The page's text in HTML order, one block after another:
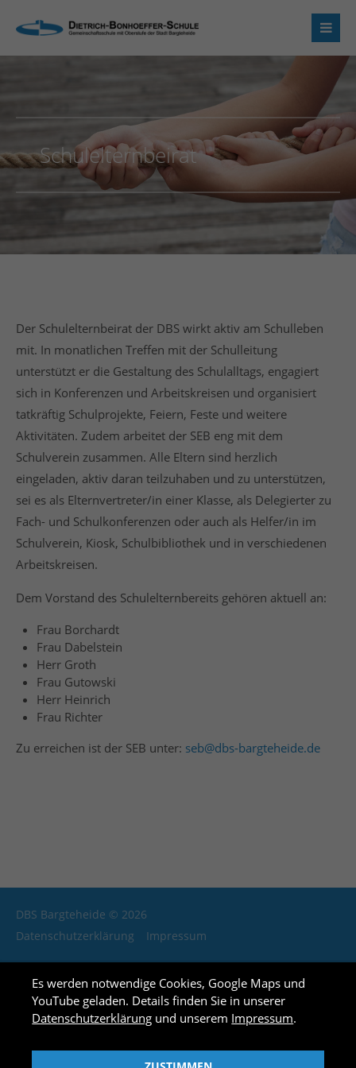
Login
Passwort
Support
Lorem ipsum dolor sit amet:
24h/ 365days
We offer support for our customers
Mon - Fri 8:00am - 5:00pm(GMT +1)
Get in touch
Cybersteel Inc.
San Francisco, CA 94102
Have any questions?
+44 1234 567 890
Drop us a line
info@yourdomain.com
quam felis, ultricies nec.
Login
Schulelternbeirat
Der Schulelternbeirat der DBS wirkt aktiv am Schulleben
mit. In monatlichen Treffen mit der Schulleitung
unterstützt er die Gestaltung des Schulalltags, engagiert
sich in Konferenzen und Arbeitskreisen und organisiert
tatkräftig Schulprojekte, Feiern, Feste und weitere
Aktivitäten. Zudem arbeitet der SEB eng mit dem
Schulverein zusammen. Alle Eltern sind herzlich
eingeladen, aktiv daran teilzuhaben und zu unterstützen,
sei es als Elternvertreter/in einer Klasse, als Delegierter zu
Fach- und Schulkonferenzen oder auch als Helfer/in im
Schulverein, Kiosk, Schulbibliothek und in verschiedenen
Arbeitskreisen.
Dem Vorstand des Schulelternbereits gehören aktuell an:
Frau Borchardt
Frau Dabelstein
Herr Groth
Frau Gutowski
Herr Heinrich
Frau Richter
Zu erreichen ist der SEB unter: seb@dbs-bargteheide.de
DBS Bargteheide © 2026
Datenschutzerklärung
Impressum
Es werden notwendige Cookies, Google Maps und
YouTube geladen. Details finden Sie in unserer
Datenschutzerklärung und unserem Impressum.